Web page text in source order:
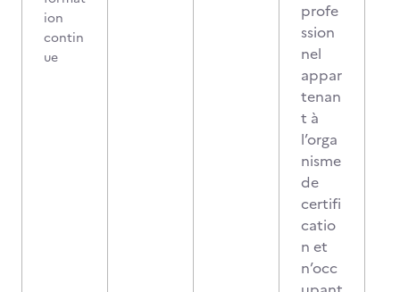
ion
contin
ue
profe
ssion
nel
appar
tenan
t à
l’orga
nisme
de
certifi
catio
n et
n’occ